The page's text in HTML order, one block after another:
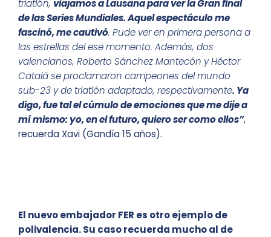
triatlón, viajamos a Lausana para ver la Gran final
de las Series Mundiales. Aquel espectáculo me
fascinó, me cautivó. Pude ver en primera persona a
las estrellas del ese momento. Además, dos
valencianos, Roberto Sánchez Mantecón y Héctor
Catalá se proclamaron campeones del mundo
sub-23 y de triatlón adaptado, respectivamente. Ya
digo, fue tal el cúmulo de emociones que me dije a
mí mismo: yo, en el futuro, quiero ser como ellos”,
recuerda Xavi (Gandía 15 años).
El nuevo embajador FER es otro ejemplo de
polivalencia. Su caso recuerda mucho al de